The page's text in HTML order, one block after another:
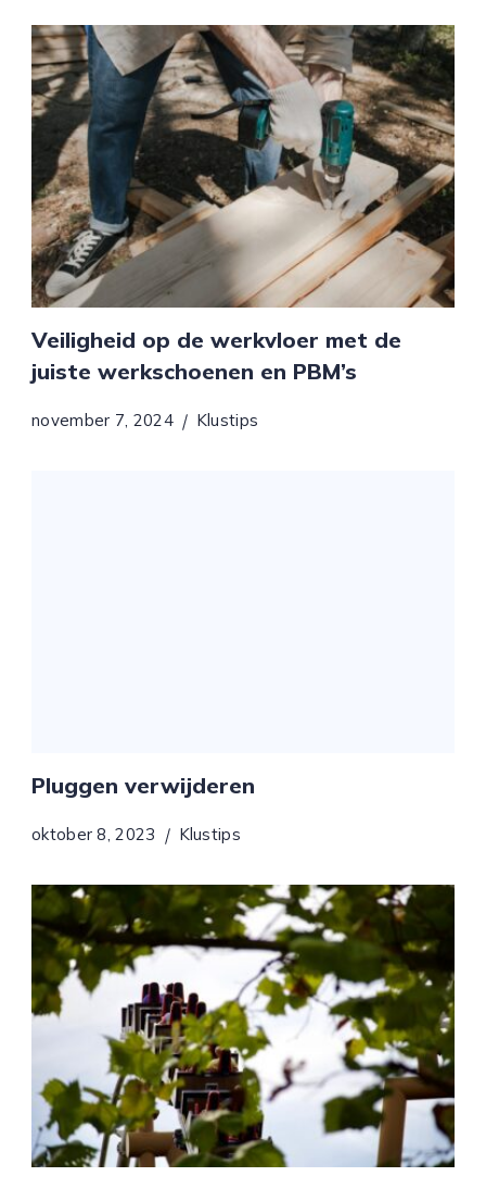
Veiligheid op de werkvloer met de
juiste werkschoenen en PBM’s
november 7, 2024 Klustips
Pluggen verwijderen
oktober 8, 2023 Klustips